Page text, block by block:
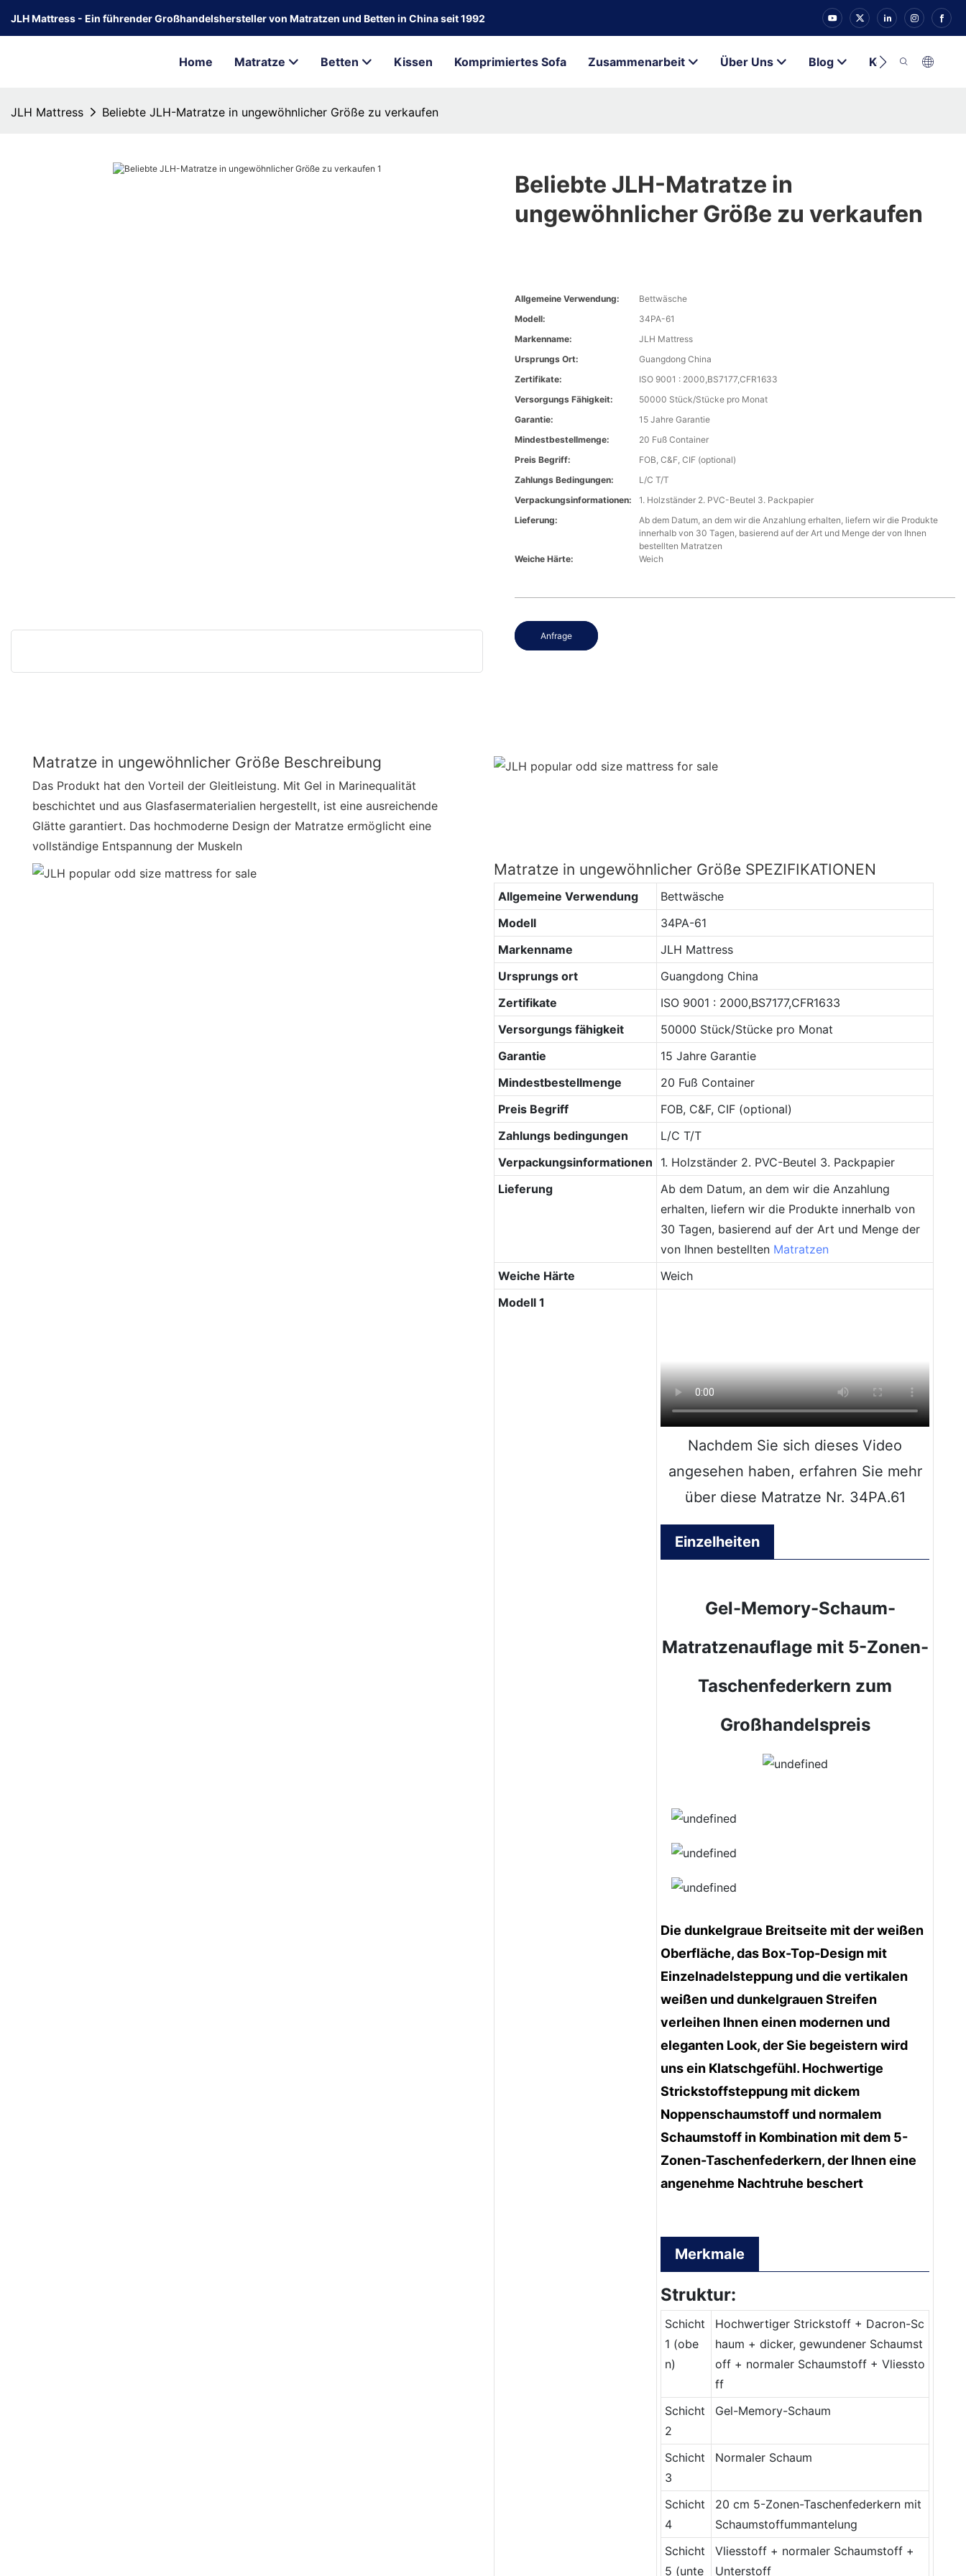
JLH Mattress - Ein führender Großhandelshersteller von Matratzen und Betten in China seit 1992
Home Matratze Betten Kissen Komprimiertes Sofa Zusammenarbeit Über Uns Blog Kontakt
JLH Mattress Beliebte JLH-Matratze in ungewöhnlicher Größe zu verkaufen
Beliebte JLH-Matratze in
ungewöhnlicher Größe zu verkaufen
Allgemeine Verwendung:
Bettwäsche
Modell:
34PA-61
Markenname:
JLH Mattress
Ursprungs Ort:
Guangdong China
Zertifikate:
ISO 9001 : 2000,BS7177,CFR1633
Versorgungs Fähigkeit:
50000 Stück/Stücke pro Monat
Garantie:
15 Jahre Garantie
Mindestbestellmenge:
20 Fuß Container
Preis Begriff:
FOB, C&F, CIF (optional)
Zahlungs Bedingungen:
L/C T/T
Verpackungsinformationen:
1. Holzständer 2. PVC-Beutel 3. Packpapier
Lieferung:
Ab dem Datum, an dem wir die Anzahlung erhalten, liefern wir die Produkte
innerhalb von 30 Tagen, basierend auf der Art und Menge der von Ihnen
bestellten Matratzen
Weiche Härte:
Weich
Anfrage
Matratze in ungewöhnlicher Größe Beschreibung
Das Produkt hat den Vorteil der Gleitleistung. Mit Gel in Marinequalität
beschichtet und aus Glasfasermaterialien hergestellt, ist eine ausreichende
Glätte garantiert. Das hochmoderne Design der Matratze ermöglicht eine
vollständige Entspannung der Muskeln
Matratze in ungewöhnlicher Größe SPEZIFIKATIONEN
Allgemeine Verwendung
Bettwäsche
Modell
34PA-61
Markenname
JLH Mattress
Ursprungs ort
Guangdong China
Zertifikate
ISO 9001 : 2000,BS7177,CFR1633
Versorgungs fähigkeit
50000 Stück/Stücke pro Monat
Garantie
15 Jahre Garantie
Mindestbestellmenge
20 Fuß Container
Preis Begriff
FOB, C&F, CIF (optional)
Zahlungs bedingungen
L/C T/T
Verpackungsinformationen
1. Holzständer 2. PVC-Beutel 3. Packpapier
Lieferung
Ab dem Datum, an dem wir die Anzahlung
erhalten, liefern wir die Produkte innerhalb von
30 Tagen, basierend auf der Art und Menge der
von Ihnen bestellten Matratzen
Weiche Härte
Weich
Modell 1
Nachdem Sie sich dieses Video
angesehen haben, erfahren Sie mehr
über diese Matratze Nr. 34PA.61
Einzelheiten
Gel-Memory-Schaum-
Matratzenauflage mit 5-Zonen-
Taschenfederkern zum
Großhandelspreis
Die dunkelgraue Breitseite mit der weißen
Oberfläche, das Box-Top-Design mit
Einzelnadelsteppung und die vertikalen
weißen und dunkelgrauen Streifen
verleihen Ihnen einen modernen und
eleganten Look, der Sie begeistern wird
uns ein Klatschgefühl. Hochwertige
Strickstoffsteppung mit dickem
Noppenschaumstoff und normalem
Schaumstoff in Kombination mit dem 5-
Zonen-Taschenfederkern, der Ihnen eine
angenehme Nachtruhe beschert
Merkmale
Struktur:
Schicht
1 (obe
n)
Hochwertiger Strickstoff + Dacron-Sc
haum + dicker, gewundener Schaumst
off + normaler Schaumstoff + Vliessto
ff
Schicht
2
Gel-Memory-Schaum
Schicht
3
Normaler Schaum
Schicht
4
20 cm 5-Zonen-Taschenfederkern mit
Schaumstoffummantelung
Schicht
5 (unte
Vliesstoff + normaler Schaumstoff +
Unterstoff